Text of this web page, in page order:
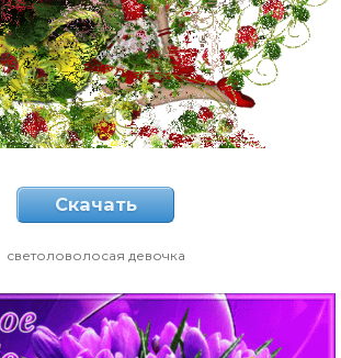
Скачать
светоловолосая девочка